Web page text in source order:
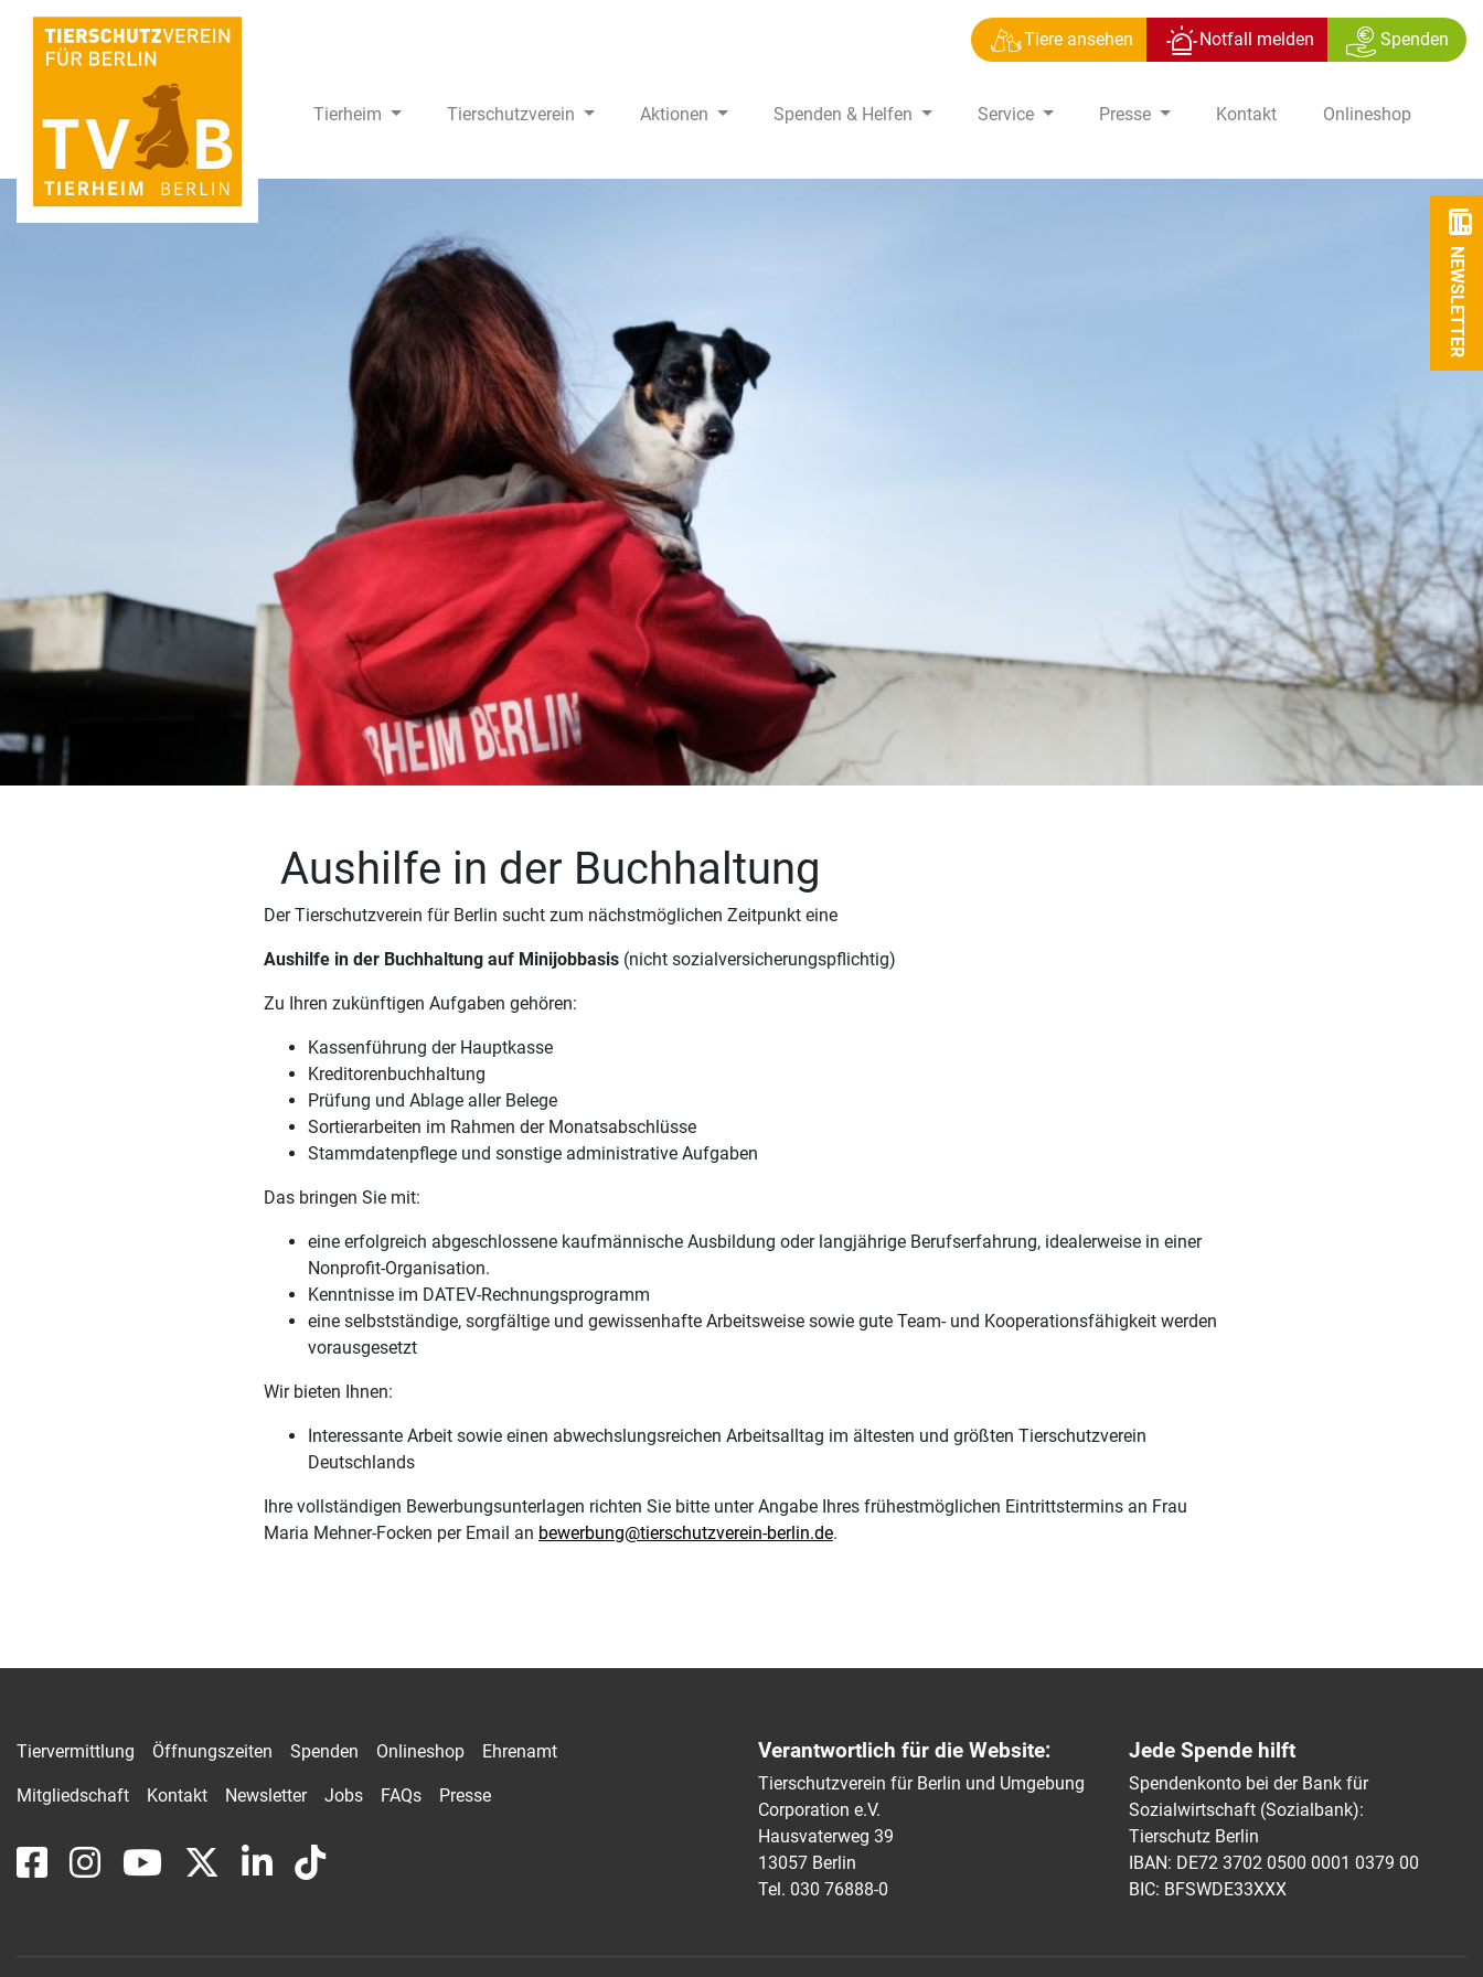
Tiere ansehen Notfall melden Spenden
Tierheim Tierschutzverein Aktionen Spenden & Helfen Service Presse Kontakt Onlineshop
NEWSLETTER
Aushilfe in der Buchhaltung
Der Tierschutzverein für Berlin sucht zum nächstmöglichen Zeitpunkt eine
Aushilfe in der Buchhaltung auf Minijobbasis (nicht sozialversicherungspflichtig)
Zu Ihren zukünftigen Aufgaben gehören:
Kassenführung der Hauptkasse
Kreditorenbuchhaltung
Prüfung und Ablage aller Belege
Sortierarbeiten im Rahmen der Monatsabschlüsse
Stammdatenpflege und sonstige administrative Aufgaben
Das bringen Sie mit:
eine erfolgreich abgeschlossene kaufmännische Ausbildung oder langjährige Berufserfahrung, idealerweise in einer
Nonprofit-Organisation.
Kenntnisse im DATEV-Rechnungsprogramm
eine selbstständige, sorgfältige und gewissenhafte Arbeitsweise sowie gute Team- und Kooperationsfähigkeit werden
vorausgesetzt
Wir bieten Ihnen:
Interessante Arbeit sowie einen abwechslungsreichen Arbeitsalltag im ältesten und größten Tierschutzverein
Deutschlands
Ihre vollständigen Bewerbungsunterlagen richten Sie bitte unter Angabe Ihres frühestmöglichen Eintrittstermins an Frau
Maria Mehner-Focken per Email an bewerbung@tierschutzverein-berlin.de.
Tiervermittlung Öffnungszeiten Spenden Onlineshop Ehrenamt
Mitgliedschaft Kontakt Newsletter Jobs FAQs Presse
Verantwortlich für die Website:
Tierschutzverein für Berlin und Umgebung
Corporation e.V.
Hausvaterweg 39
13057 Berlin
Tel. 030 76888-0
Jede Spende hilft
Spendenkonto bei der Bank für
Sozialwirtschaft (Sozialbank):
Tierschutz Berlin
IBAN: DE72 3702 0500 0001 0379 00
BIC: BFSWDE33XXX